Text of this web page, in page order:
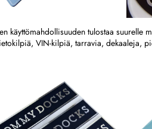
käyttömahdollisuuden tulostaa suurelle
VIN-kilpiä, tarravia, dekaaleja,